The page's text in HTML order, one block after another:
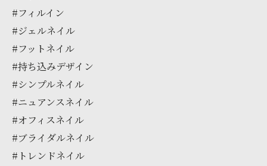
#フィルイン
#ジェルネイル
#フットネイル
#持ち込みデザイン
#シンプルネイル
#ニュアンスネイル
#オフィスネイル
#ブライダルネイル
#トレンドネイル